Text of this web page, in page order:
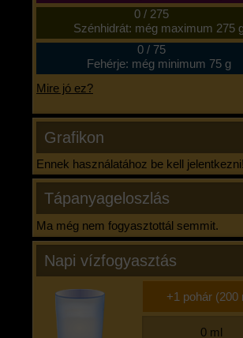
0/ 275
Szénhidrát: még maximum 275
0/ 75
Fehérje: még minimum 75 g
Mire jó ez?
Grafikon
Ennek használatához be kell jelentkezni!
Tápanyageloszlás
Ma még nem fogyasztottál semmit.
Napi vízfogyasztás